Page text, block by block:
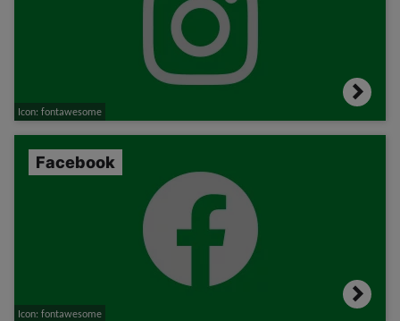
Icon: fontawesome
Facebook
Icon: fontawesome